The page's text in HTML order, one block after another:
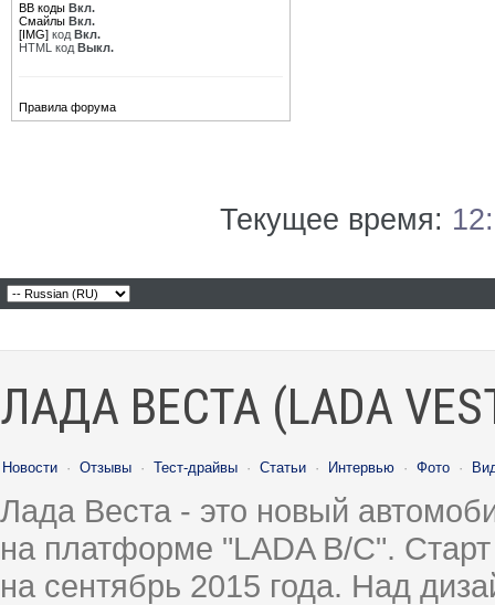
BB коды Вкл.
Смайлы Вкл.
[IMG] код Вкл.
HTML код Выкл.
Правила форума
Текущее время:
ЛАДА ВЕСТА (LADA
Новости · Отзывы · Тест-драйвы · Статьи · Интервью · Фото ·
Лада Веста - это новый
на платформе "LADA B/C".
на сентябрь 2015 года. Над